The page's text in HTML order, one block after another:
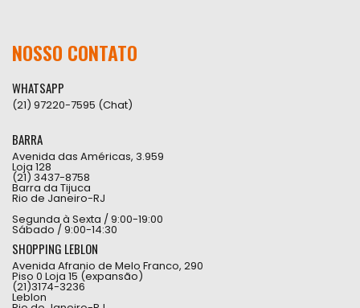
NOSSO CONTATO
WHATSAPP
(21) 97220-7595 (Chat)
BARRA
Avenida das Américas, 3.959
Loja 128
(21) 3437-8758
Barra da Tijuca
Rio de Janeiro-RJ
Segunda à Sexta / 9:00-19:00
Sábado / 9:00-14:30
SHOPPING LEBLON
Avenida Afranio de Melo Franco, 290
Piso 0 Loja 15 (expansão)
(21)3174-3236
Leblon